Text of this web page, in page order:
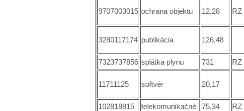
9707003015 ochrana objektu 12,28 RZ
3280117174 publikácia 126,48
7323737856 splátka plynu 731 RZ
11711125 softvér 20,17
102818815 telekomunikačné 75,34 RZ